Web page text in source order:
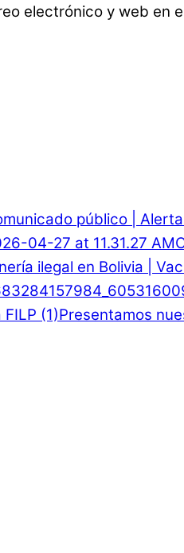
electrónico y web en
público |
ilegal en Bolivia |
Presentamos